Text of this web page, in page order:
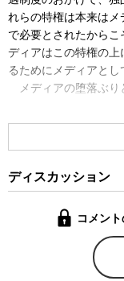
れらの特権は本来は
で必要とされたから
ディアはこの特権の
るためにメディアとし
メディアの堕落ぶり
ディスカッション
コメン